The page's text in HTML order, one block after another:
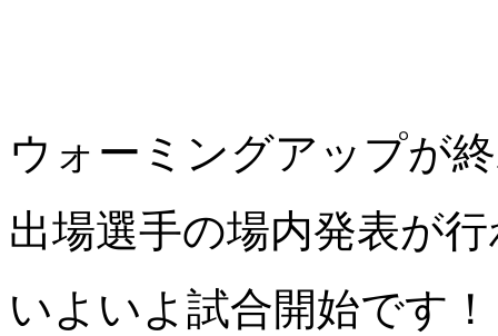
ウォーミングアップが
出場選手の場内発表が
いよいよ試合開始です！